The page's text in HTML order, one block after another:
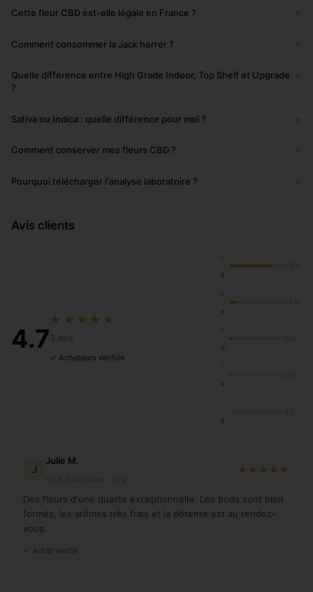
Cette fleur CBD est-elle légale en France ?
Comment consommer la Jack herrer ?
Quelle différence entre High Grade Indoor, Top Shelf et Upgrade
?
Sativa ou Indica : quelle différence pour moi ?
Comment conserver mes fleurs CBD ?
Pourquoi télécharger l'analyse laboratoire ?
Avis clients
4.7
★★★★★
3 avis
✓ Acheteurs vérifiés
J
Julie M.
★★★★★
Des fleurs d'une qualité exceptionnelle. Les buds sont bien
formés, les arômes très frais et la détente est au rendez-
vous.
✓ Achat vérifié